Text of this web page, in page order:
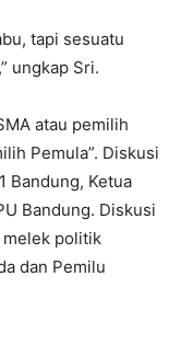
tapi sesuatu
ungkap Sri.
atau pemilih
Pemula”. Diskusi
Bandung, Ketua
Bandung. Diskusi
melek politik
dan Pemilu